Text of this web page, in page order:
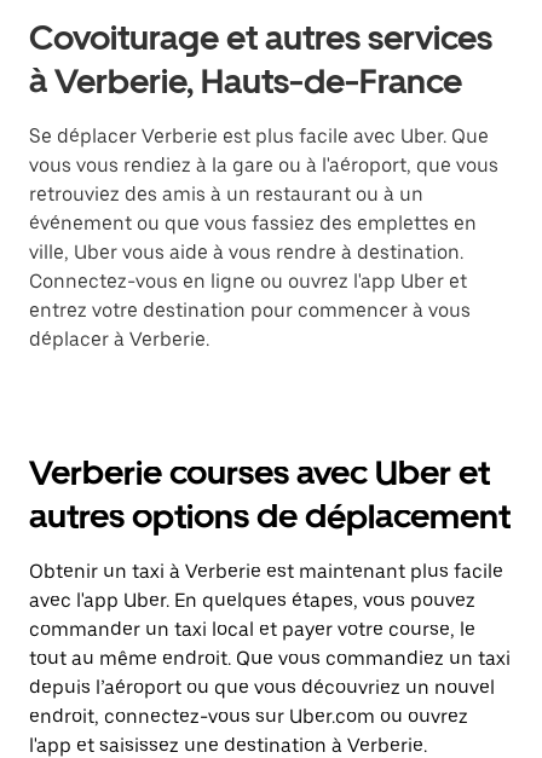
Covoiturage et autres services
à Verberie, Hauts-de-France
Se déplacer Verberie est plus facile avec Uber. Que
vous vous rendiez à la gare ou à l'aéroport, que vous
retrouviez des amis à un restaurant ou à un
événement ou que vous fassiez des emplettes en
ville, Uber vous aide à vous rendre à destination.
Connectez-vous en ligne ou ouvrez l'app Uber et
entrez votre destination pour commencer à vous
déplacer à Verberie.
Verberie courses avec Uber et
autres options de déplacement
Obtenir un taxi à Verberie est maintenant plus facile
avec l'app Uber. En quelques étapes, vous pouvez
commander un taxi local et payer votre course, le
tout au même endroit. Que vous commandiez un taxi
depuis l’aéroport ou que vous découvriez un nouvel
endroit, connectez-vous sur Uber.com ou ouvrez
l'app et saisissez une destination à Verberie.